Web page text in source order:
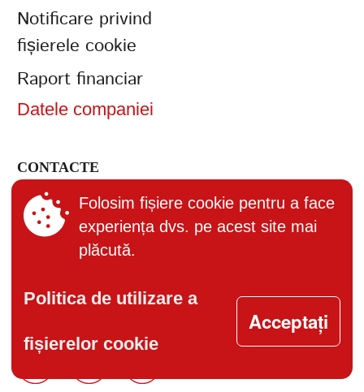
Notificare privind
fișierele cookie
Raport financiar
Datele companiei
CONTACTE
+373 (22) 895-600
office@bucuria.md
Chisinau, str. Columna, 162
Folosim fișiere cookie pentru a face
experiența dvs. pe acest site mai
plăcută.
Politica de utilizare a
fișierelor cookie
Acceptați